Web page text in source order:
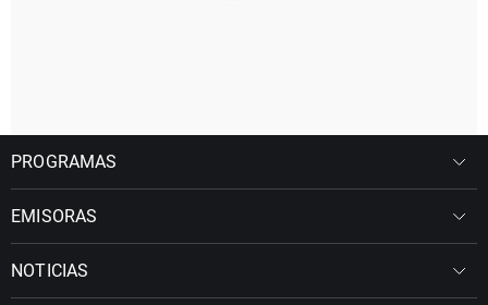
PROGRAMAS
EMISORAS
NOTICIAS